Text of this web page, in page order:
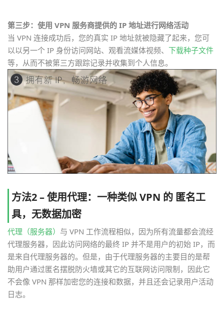
第三步：使用 VPN 服务商提供的 IP 地址进行网络活动
当 VPN 连接成功后，您的真实 IP 地址就被隐藏了起来，您可
以以另一个 IP 身份访问网站、观看流媒体视频、 下载种子文件
等，从而不被第三方跟踪记录并收集到个人信息。
方法2 – 使用代理：一种类似 VPN 的 匿名工
具，无数据加密
代理（服务器） 与 VPN 工作流程相似，因为所有流量都会流经
代理服务器，因此访问网络的最终 IP 并不是用户的初始 IP，而
是来自代理服务器的。但是，由于代理服务器的主要目的是帮
助用户通过匿名摆脱防火墙或其它的互联网访问限制，因此它
不会像 VPN 那样加密您的连接和数据，并且还会记录用户活动
日志。